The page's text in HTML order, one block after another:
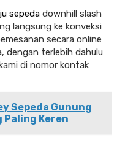
sepeda downhill slash
langsung ke konveksi
secara online
dengan terlebih dahulu
di nomor kontak
Sepeda Gunung
Paling Keren